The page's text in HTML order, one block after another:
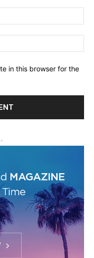
in this browser for the